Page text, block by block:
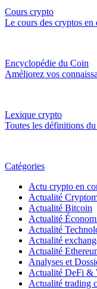
Cours crypto
Le cours des cryptos en
Encyclopédie du Coin
Améliorez vos
Lexique crypto
Toutes les définitions
Catégories
Actu crypto en
Actualité
Actualité Bitcoin
Actualité
Actualité
Actualité
Actualité
Analyses et
Actualité DeFi &
Actualité trading